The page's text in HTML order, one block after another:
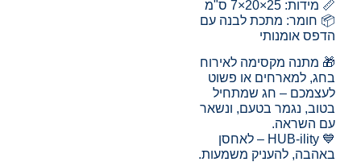
📏 מידות: 25×20×7 ס"מ
📦 חומר: מתכת לבנה עם
הדפס אומנותי
🎁 מתנה מקסימה לאירוח
בחג, למארחים או פשוט
לעצמכם – חג שמתחיל
בטוב, נגמר בטעם, ונשאר
עם השראה.
💙 HUB-ility – לאחסן
באהבה, להעניק משמעות.